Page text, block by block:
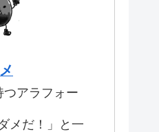
つアラフォー
メだ！」と一